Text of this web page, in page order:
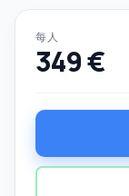
每人
349 €